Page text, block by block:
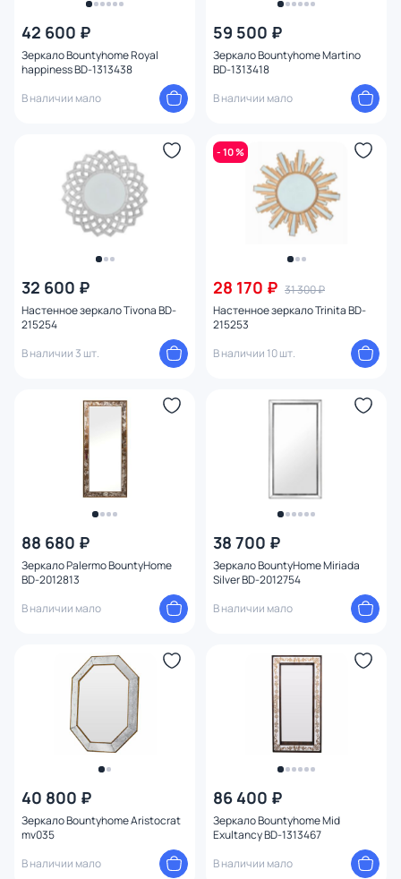
42 600 ₽
Зеркало Bountyhome Royal
happiness BD-1313438
В наличии мало
59 500 ₽
Зеркало Bountyhome Martino
BD-1313418
В наличии мало
32 600 ₽
Настенное зеркало Tivona BD-
215254
В наличии 3 шт.
- 10 %
28 170 ₽ 31 300 ₽
Настенное зеркало Trinita BD-
215253
В наличии 10 шт.
88 680 ₽
Зеркало Palermo BountyHome
BD-2012813
В наличии мало
38 700 ₽
Зеркало BountyHome Miriada
Silver BD-2012754
В наличии мало
40 800 ₽
Зеркало Bountyhome Aristocrat
mv035
В наличии мало
86 400 ₽
Зеркало Bountyhome Mid
Exultancy BD-1313467
В наличии мало